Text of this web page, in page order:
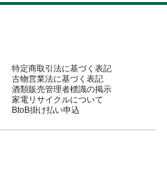
特定商取引法に基づく表記
古物営業法に基づく表記
酒類販売管理者標識の掲示
家電リサイクルについて
BtoB掛け払い申込